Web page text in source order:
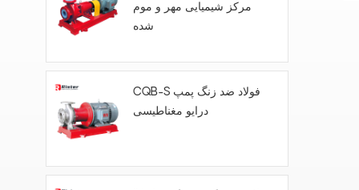
مرکز شیمیایی مهر و موم
شده
CQB-S فولاد ضد زنگ پمپ
درایو مغناطیسی